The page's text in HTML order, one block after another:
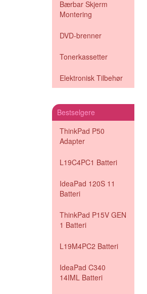
Bærbar Skjerm
Montering
DVD-brenner
Tonerkassetter
Elektronisk Tilbehør
Bestselgere
ThinkPad P50
Adapter
L19C4PC1 Batteri
IdeaPad 120S 11
Batteri
ThinkPad P15V GEN
1 Batteri
L19M4PC2 Batteri
IdeaPad C340
14IML Batteri